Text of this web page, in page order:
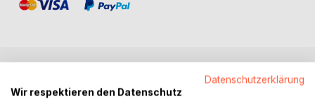
Datenschutzerklärung
Wir respektieren den Datenschutz